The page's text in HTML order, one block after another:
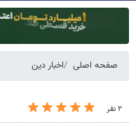
صفحه اصلی اخبار دین
۲ نفر